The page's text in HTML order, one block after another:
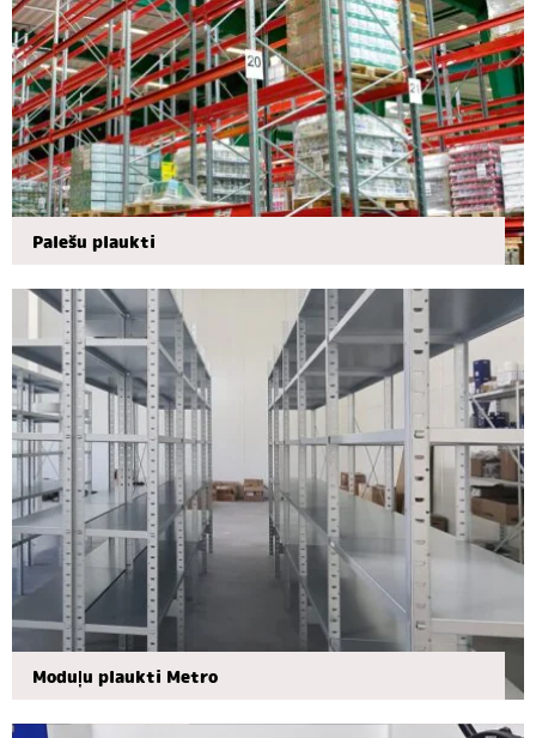
Palešu plaukti
Moduļu plaukti Metro